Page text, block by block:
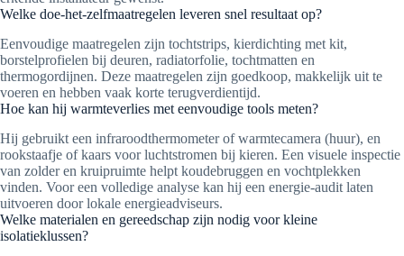
Welke doe-het-zelfmaatregelen leveren snel resultaat op?
Eenvoudige maatregelen zijn tochtstrips, kierdichting met kit,
borstelprofielen bij deuren, radiatorfolie, tochtmatten en
thermogordijnen. Deze maatregelen zijn goedkoop, makkelijk uit te
voeren en hebben vaak korte terugverdientijd.
Hoe kan hij warmteverlies met eenvoudige tools meten?
Hij gebruikt een infraroodthermometer of warmtecamera (huur), en
rookstaafje of kaars voor luchtstromen bij kieren. Een visuele inspectie
van zolder en kruipruimte helpt koudebruggen en vochtplekken
vinden. Voor een volledige analyse kan hij een energie-audit laten
uitvoeren door lokale energieadviseurs.
Welke materialen en gereedschap zijn nodig voor kleine
isolatieklussen?